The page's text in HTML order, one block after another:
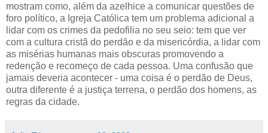
mostram como, além da azelhice a comunicar questões de
foro político, a Igreja Católica tem um problema adicional a
lidar com os crimes da pedofilia no seu seio: tem que ver
com a cultura cristã do perdão e da misericórdia, a lidar com
as misérias humanas mais obscuras promovendo a
redenção e recomeço de cada pessoa. Uma confusão que
jamais deveria acontecer - uma coisa é o perdão de Deus,
outra diferente é a justiça terrena, o perdão dos homens, as
regras da cidade.